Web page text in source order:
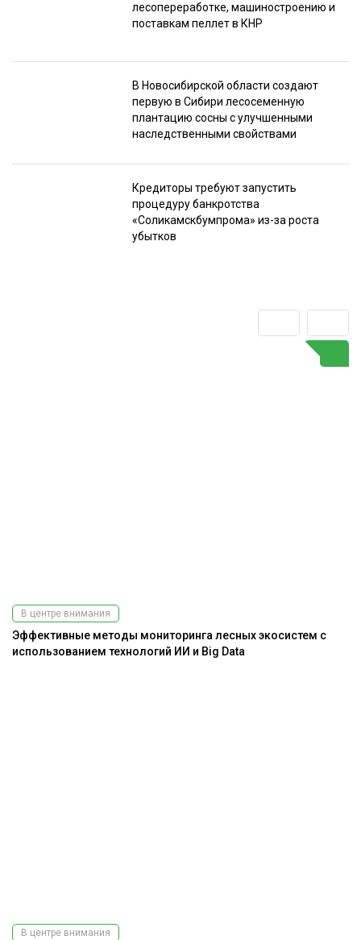
лесопереработке, машиностроению и
поставкам пеллет в КНР
В Новосибирской области создают
первую в Сибири лесосеменную
плантацию сосны с улучшенными
наследственными свойствами
Кредиторы требуют запустить
процедуру банкротства
«Соликамскбумпрома» из-за роста
убытков
В центре внимания
Эффективные методы мониторинга лесных экосистем с
использованием технологий ИИ и Big Data
В центре внимания